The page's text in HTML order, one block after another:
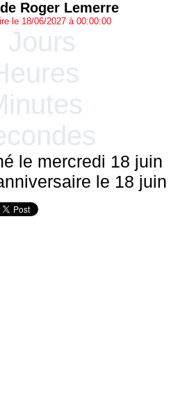
Roger Lemerre
le 18/06/2027 à 00:00:00
Jours
le mercredi 18 juin
le 18 juin